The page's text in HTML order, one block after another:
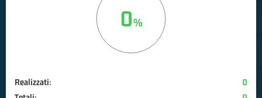
0
Realizzati:
0